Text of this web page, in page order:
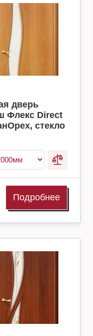
дверь
Флекс Direct
стекло
Подробнее